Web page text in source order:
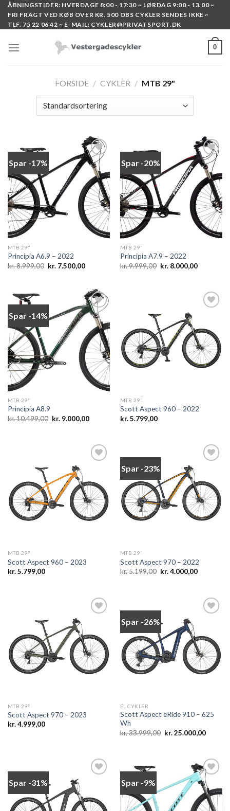
Skip
content
ÅBNINGSTIDER: HVERDAGE 8:00 - 17:30 ~ LØRDAG 9:00 - 13.00 ~
FRI FRAGT VED KØB OVER KR. 500 OBS CYKLER SENDES IKKE ~
TLF. 75 22 06 42 ~ E-MAIL: CYKLER@PRIVATSPORT.DK
0
FORSIDE / CYKLER / MTB 29"
Spar -17%
Add to
wishlist
MTB 29"
Principia A6.9 – 2022
kr.8.999,00 Den
oprindelige
kr.7.500,00Den
kr. 7.500,00.
Spar -20%
Add to
wishlist
MTB 29"
Principia A7.9 – 2022
kr.9.999,00 Den
oprindelige
kr.8.000,00Den
kr.
Spar -14%
Add to
wishlist
MTB 29"
Principia A8.9
kr.10.499,00 Den
oprindelige
kr. 10.499,00.
kr.9.000,00Den
kr. 9.000,00.
Add to
wishlist
MTB 29"
Scott Aspect 960 – 2022
kr.5.799,00
Add to
wishlist
MTB 29"
Scott Aspect 960 – 2023
kr.5.799,00
Spar -23%
Add to
wishlist
MTB 29"
Scott Aspect 970 – 2022
kr.5.199,00 Den
oprindelige
kr.4.000,00Den
kr.
Add to
wishlist
MTB 29"
Scott Aspect 970 – 2023
kr.4.999,00
Spar -26%
Add to
wishlist
EL CYKLER
Scott Aspect eRide 910 – 625
Wh
kr.33.999,00 Den
oprindelige
kr. 33.999,00.
kr.25.000,00Den
kr.
Spar -31%
Add to
wishlist
Spar -9%
Add to
wishlist